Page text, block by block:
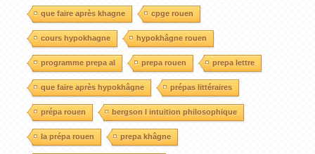
que faire après khagne cpge rouen
cours hypokhagne hypokhâgne rouen
programme prepa al prepa rouen prepa lettre
que faire après hypokhâgne prépas littéraires
prépa rouen bergson l intuition philosophique
la prépa rouen prepa khâgne